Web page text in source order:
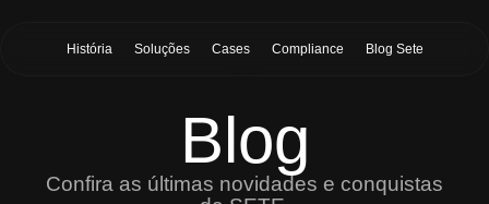
História Soluções Cases Compliance Blog Sete
Blog
Confira as últimas novidades e conquistas